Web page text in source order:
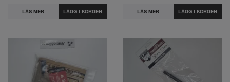
LÄS MER LÄS MER